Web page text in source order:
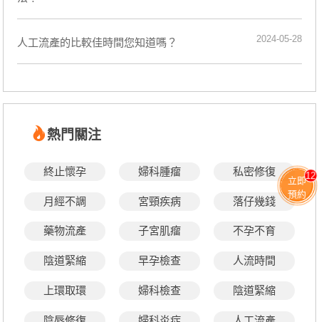
人工流產的比較佳時間您知道嗎？ 2024-05-28
熱門關注
終止懷孕 婦科腫瘤 私密修復
月經不調 宮頸疾病 落仔幾錢
藥物流產 子宮肌瘤 不孕不育
陰道緊縮 早孕檢查 人流時間
上環取環 婦科檢查 陰道緊縮
立即
預約
12